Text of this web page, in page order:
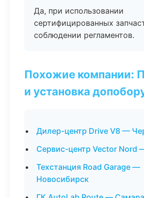
Да, при использовании
сертифицированных
соблюдении регламентов.
Похожие компании:
и установка
Дилер-центр Drive V8 —
Сервис-центр Vector Nord
Техстанция Road Garage —
Новосибирск